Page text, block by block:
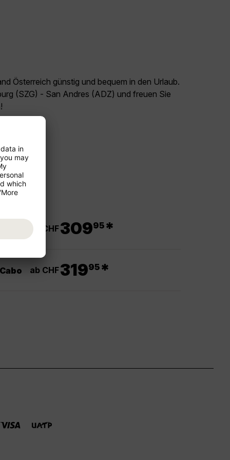
Österreich günstig und bequem in den Urlaub.
(SZG) - San Andres (ADZ) und freuen Sie
ab CHF30995 *
ab CHF31995 *